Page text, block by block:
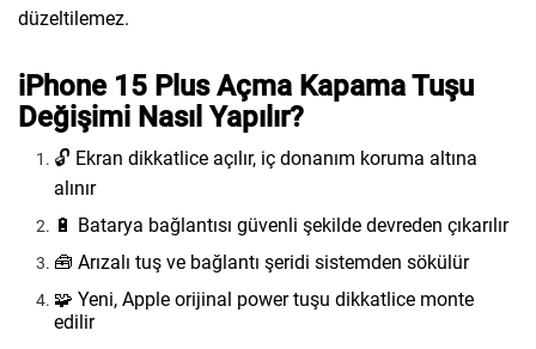
düzeltilemez.
iPhone 15 Plus Açma Kapama Tuşu
Değişimi Nasıl Yapılır?
🔓 Ekran dikkatlice açılır, iç donanım koruma altına
alınır
🔋 Batarya bağlantısı güvenli şekilde devreden çıkarılır
🧰 Arızalı tuş ve bağlantı şeridi sistemden sökülür
🧩 Yeni, Apple orijinal power tuşu dikkatlice monte
edilir